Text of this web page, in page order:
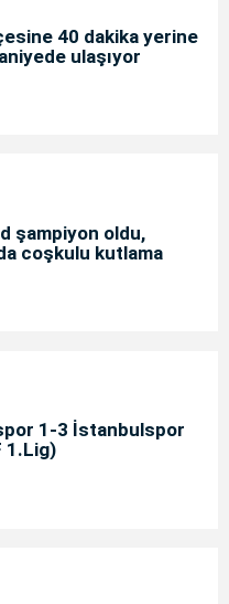
40 dakika yerine
ulaşıyor
şampiyon oldu,
coşkulu kutlama
1-3 İstanbulspor
1.Lig)